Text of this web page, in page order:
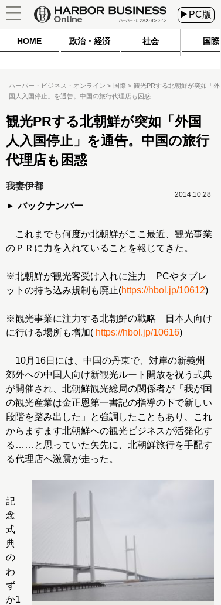
▶PC版
HOME 政治・経済 社会 国際
ハーバー・ビジネス・オンライン 国際
観光PRする北朝鮮が突如「外
国人入国停止」を通告。中国の旅行代理店も困惑
観光PRする北朝鮮が突如「外国
人入国停止」を通告。中国の旅行
代理店も困惑
我妻伊都
バックナンバー
2014.10.28
これまでも何度か北朝鮮がここ最近、観光事業
のＰＲに力を入れていることを報じてきた。
※北朝鮮が観光客受け入れに注力 PCやタブレ
ットの持ち込み規制も廃止(https://hbol.jp/10612)
※観光事業に注力する北朝鮮の戦略 日本人向け
に行ける場所も増加( https://hbol.jp/10616)
10月16日には、中国の丹東で、対岸の新義州
郊外への中国人向け新観光ルート開放を祝う式典
が開催され、北朝鮮観光総局の関係者が「我が国
の観光産業は金正恩第一書記の指導の下で新しい
段階を踏み出した」と強調したこともあり、これ
からますます北朝鮮への観光ビジネスが活発化す
る……と思っていた矢先に、北朝鮮旅行を手配す
る代理店へ激震が走った。
記
念
式
典
の
わ
ず
か1